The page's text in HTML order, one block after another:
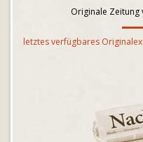
Originale Zeitung
letztes verfügbares